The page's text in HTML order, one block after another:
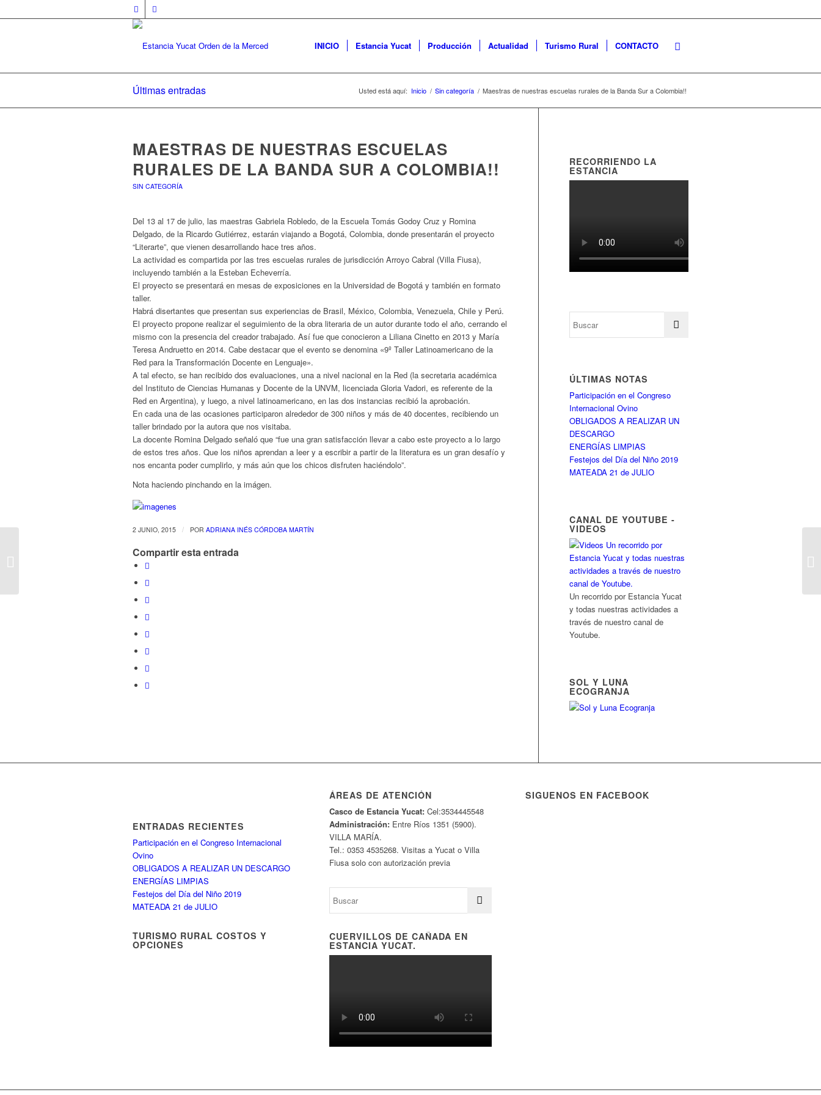
INICIO Estancia Yucat Producción Actualidad Turismo Rural CONTACTO
Últimas entradas Usted está aquí: Inicio / Sin categoría / Maestras de nuestras escuelas rurales de la Banda Sur a Colombia!!
MAESTRAS DE NUESTRAS ESCUELAS
RURALES DE LA BANDA SUR A COLOMBIA!!
SIN CATEGORÍA
Del 13 al 17 de julio, las maestras Gabriela Robledo, de la Escuela Tomás Godoy Cruz y Romina
Delgado, de la Ricardo Gutiérrez, estarán viajando a Bogotá, Colombia, donde presentarán el proyecto
“Literarte”, que vienen desarrollando hace tres años.
La actividad es compartida por las tres escuelas rurales de jurisdicción Arroyo Cabral (Villa Fiusa),
incluyendo también a la Esteban Echeverría.
El proyecto se presentará en mesas de exposiciones en la Universidad de Bogotá y también en formato
taller.
Habrá disertantes que presentan sus experiencias de Brasil, México, Colombia, Venezuela, Chile y Perú.
El proyecto propone realizar el seguimiento de la obra literaria de un autor durante todo el año, cerrando el
mismo con la presencia del creador trabajado. Así fue que conocieron a Liliana Cinetto en 2013 y María
Teresa Andruetto en 2014. Cabe destacar que el evento se denomina «9º Taller Latinoamericano de la
Red para la Transformación Docente en Lenguaje».
A tal efecto, se han recibido dos evaluaciones, una a nivel nacional en la Red (la secretaria académica
del Instituto de Ciencias Humanas y Docente de la UNVM, licenciada Gloria Vadori, es referente de la
Red en Argentina), y luego, a nivel latinoamericano, en las dos instancias recibió la aprobación.
En cada una de las ocasiones participaron alrededor de 300 niños y más de 40 docentes, recibiendo un
taller brindado por la autora que nos visitaba.
La docente Romina Delgado señaló que “fue una gran satisfacción llevar a cabo este proyecto a lo largo
de estos tres años. Que los niños aprendan a leer y a escribir a partir de la literatura es un gran desafío y
nos encanta poder cumplirlo, y más aún que los chicos disfruten haciéndolo”.
Nota haciendo pinchando en la imágen.
2 JUNIO, 2015 / POR ADRIANA INÉS CÓRDOBA MARTÍN
Compartir esta entrada
RECORRIENDO LA
ESTANCIA
ÚLTIMAS NOTAS
Participación en el Congreso
Internacional Ovino
OBLIGADOS A REALIZAR UN
DESCARGO
ENERGÍAS LIMPIAS
Festejos del Día del Niño 2019
MATEADA 21 de JULIO
CANAL DE YOUTUBE -
VIDEOS
Un recorrido por Estancia Yucat
y todas nuestras actividades a
través de nuestro canal de
Youtube.
SOL Y LUNA
ECOGRANJA
ENTRADAS RECIENTES
Participación en el Congreso Internacional
Ovino
OBLIGADOS A REALIZAR UN DESCARGO
ENERGÍAS LIMPIAS
Festejos del Día del Niño 2019
MATEADA 21 de JULIO
TURISMO RURAL COSTOS Y
OPCIONES
ÁREAS DE ATENCIÓN
Casco de Estancia Yucat:Cel:3534445548
Administración:Entre Ríos 1351 (5900).
VILLA MARÍA.
Tel.: 0353 4535268. Visitas a Yucat o Villa
Fiusa solo con autorización previa
CUERVILLOS DE CAÑADA EN
ESTANCIA YUCAT.
SIGUENOS EN FACEBOOK
relevamiento del patrimonio histórico